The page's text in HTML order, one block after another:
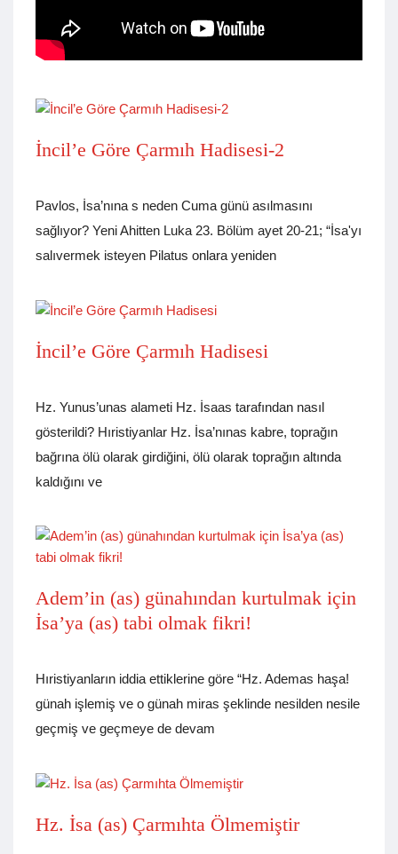
İncil’e Göre Çarmıh Hadisesi-2
Pavlos, İsa’nına s neden Cuma günü asılmasını
sağlıyor? Yeni Ahitten Luka 23. Bölüm ayet 20-21; “İsa'yı
salıvermek isteyen Pilatus onlara yeniden
İncil’e Göre Çarmıh Hadisesi
Hz. Yunus’unas alameti Hz. İsaas tarafından nasıl
gösterildi? Hıristiyanlar Hz. İsa’nınas kabre, toprağın
bağrına ölü olarak girdiğini, ölü olarak toprağın altında
kaldığını ve
Adem’in (as) günahından kurtulmak için
İsa’ya (as) tabi olmak fikri!
Hıristiyanların iddia ettiklerine göre “Hz. Ademas haşa!
günah işlemiş ve o günah miras şeklinde nesilden nesile
geçmiş ve geçmeye de devam
Hz. İsa (as) Çarmıhta Ölmemiştir